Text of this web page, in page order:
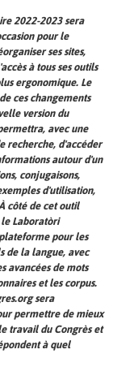
2022-2023 sera
pour le
ses sites,
à tous ses outils
ergonomique. Le
ces changements
version du
avec une
recherche, d'accéder
autour d'un
conjugaisons,
d'utilisation,
côté de cet outil
leLaboratòri
pour les
de la langue, avec
avancées de mots
et les corpus.
sera
permettre de mieux
travail du Congrès et
à quel